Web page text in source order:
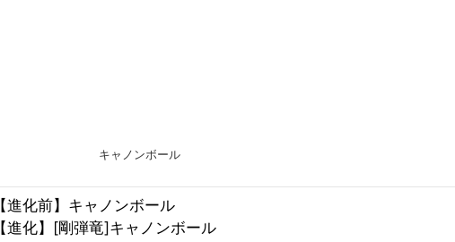
キャノンボール
【進化前】キャノンボール
【進化】[剛弾竜]キャノンボール